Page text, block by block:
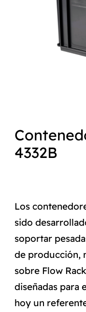
NORMAS ISO
4332B
Los
sido
soportar
de producción,
sobre Flow
diseñadas para
hoy un